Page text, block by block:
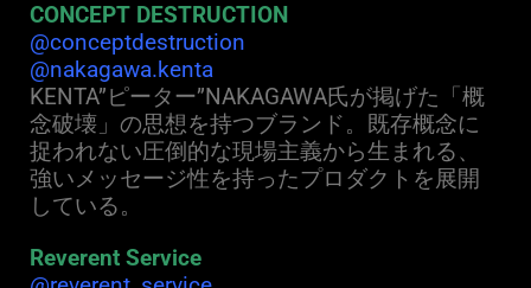
CONCEPT DESTRUCTION
@conceptdestruction
@nakagawa.kenta
KENTA”ピーター”NAKAGAWA氏が掲げた「概
念破壊」の思想を持つブランド。既存概念に
捉われない圧倒的な現場主義から生まれる、
強いメッセージ性を持ったプロダクトを展開
している。
Reverent Service